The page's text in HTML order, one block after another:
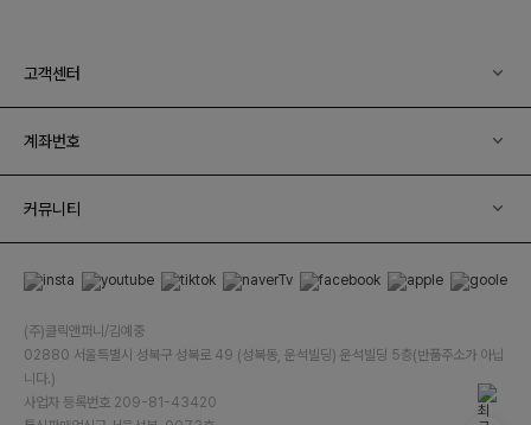
고객센터
계좌번호
커뮤니티
(주)클릭앤퍼니/김예중
02880 서울특별시 성북구 성북로 49 (성북동, 운석빌딩) 운석빌딩 5층(반품주소가 아닙
니다.)
사업자 등록번호 209-81-43420